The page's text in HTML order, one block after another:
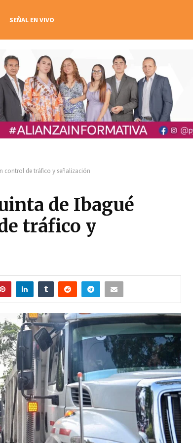
SEÑAL EN VIVO
control de tráfico y señalización
de Ibagué
tráfico y